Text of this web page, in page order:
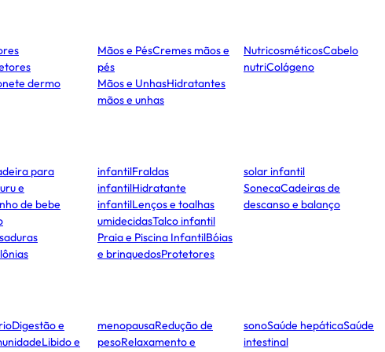
dermo
Mãos e PésCremes mãos e
pés
Mãos e UnhasHidratantes
mãos e unhas
NutricosméticosCabelo
nutriColágeno
para
e
de bebe
infantilFraldas
infantilHidratante
infantilLenços e toalhas
umidecidasTalco infantil
Praia e Piscina InfantilBóias
e brinquedosProtetores
solar infantil
SonecaCadeiras de
descanso e balanço
Digestão e
Libido e
menopausaRedução de
pesoRelaxamento e
sonoSaúde hepáticaSaúde
intestinal